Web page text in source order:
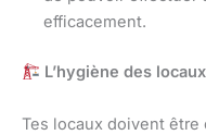
efficacement.
L’hygiène des
Tes locaux doivent